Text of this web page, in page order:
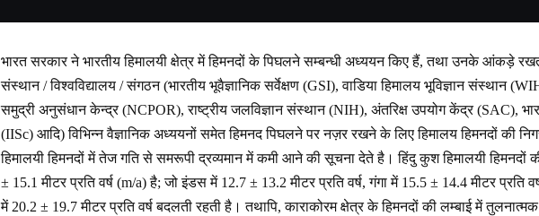
भारत सरकार ने भारतीय हिमालयी क्षेत्र में हिमनदों के पिघलने सम्बन्धी अध्ययन किए हैं, तथा उनके आंकड़े
संस्थान / विश्वविद्यालय / संगठन (भारतीय भूवैज्ञानिक सर्वेक्षण (GSI), वाडिया हिमालय भूविज्ञान संस्थान
समुद्री अनुसंधान केन्द्र (NCPOR), राष्ट्रीय जलविज्ञान संस्थान (NIH), अंतरिक्ष उपयोग केंद्र (SAC),
(IISc) आदि) विभिन्न वैज्ञानिक अध्ययनों समेत हिमनद पिघलने पर नज़र रखने के लिए हिमालय हिमनदों की
हिमालयी हिमनदों में तेज गति से समरूपी द्रव्यमान में कमी आने की सूचना देते है। हिंदु कुश हिमालयी
± 15.1 मीटर प्रति वर्ष (m/a) है; जो इंडस में 12.7 ± 13.2 मीटर प्रति वर्ष, गंगा में 15.5 ± 14.4 मीटर प्रति
में 20.2 ± 19.7 मीटर प्रति वर्ष बदलती रहती है। तथापि, काराकोरम क्षेत्र के हिमनदों की लम्बाई में